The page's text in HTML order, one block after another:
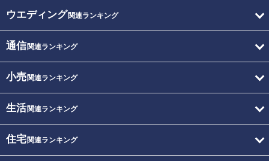
ウエディング関連ランキング
通信関連ランキング
小売関連ランキング
生活関連ランキング
住宅関連ランキング